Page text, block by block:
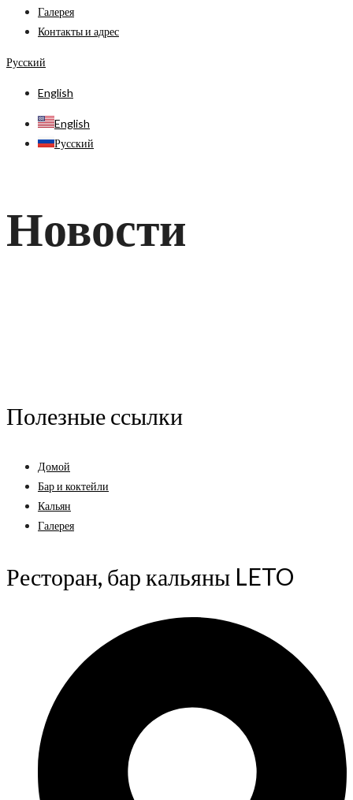
Галерея
Контакты и адрес
Русский
English
English
Русский
Новости
Полезные ссылки
Домой
Бар и коктейли
Кальян
Галерея
Ресторан, бар кальяны LETO